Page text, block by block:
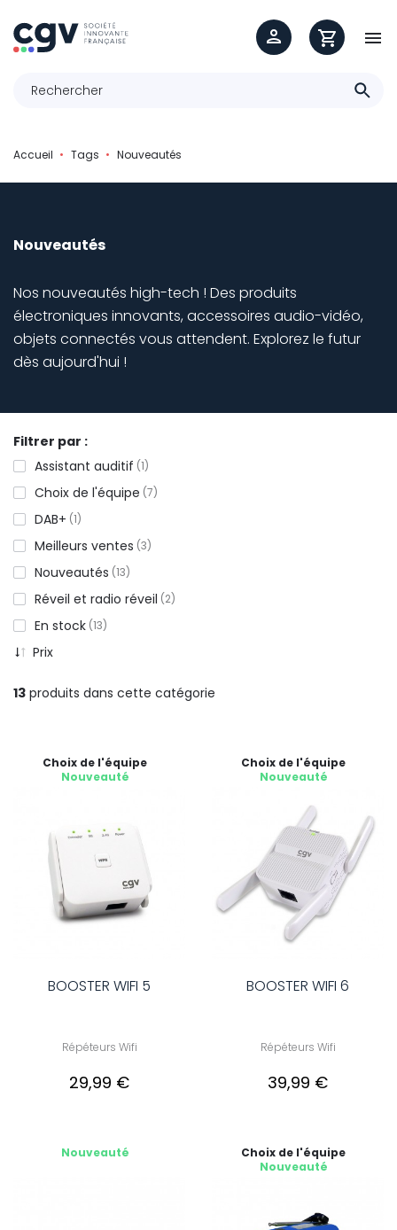

Accueil Tags Nouveautés
Nouveautés
Nos nouveautés high-tech ! Des produits
électroniques innovants, accessoires audio-vidéo,
objets connectés vous attendent. Explorez le futur
dès aujourd'hui !
Filtrer par :
Assistant auditif 1
Choix de l'équipe 7
DAB+ 1
Meilleurs ventes 3
Nouveautés 13
Réveil et radio réveil 2
En stock 13
Prix
13 produits dans cette catégorie
BOOSTER WIFI 5
Répéteurs Wifi
29,99 €
Choix de l'équipe
Nouveauté
BOOSTER WIFI 6
Répéteurs Wifi
39,99 €
Choix de l'équipe
Nouveauté
Nouveauté
Choix de l'équipe
Nouveauté